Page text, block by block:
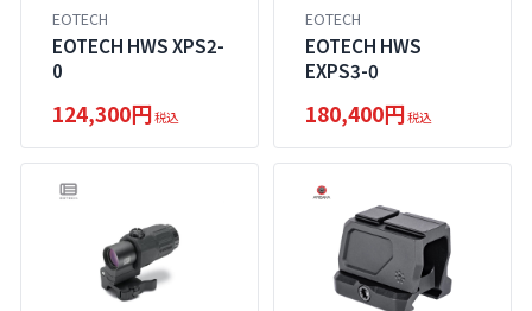
EOTECH
EOTECH HWS XPS2-
0
124,300円税込
EOTECH
EOTECH HWS
EXPS3-0
180,400円税込